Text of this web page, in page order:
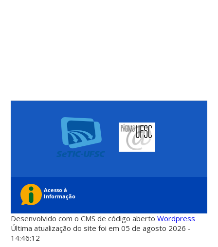
Desenvolvido com o CMS de código abertoWordpress
Última atualização do site foi em 05 de agosto 2026 -
14:46:12